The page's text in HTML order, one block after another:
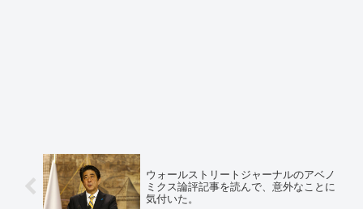
ウォールストリートジャーナルのアベノ
ミクス論評記事を読んで、意外なことに
気付いた。